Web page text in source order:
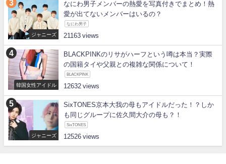
ジャニーズ
なにわ男子メンバーの熱愛を写真付きでまとめ！熱
愛が出てないメンバーはいるの？
なにわ男子
21163
韓国女性アイドル
BLACKPINKのリサがハーフという噂は本当？実際
の国籍タイや父親との複雑な関係について！
BLACKPINK
12632
ジャニーズ
SixTONES京本大我の母もアイドルだった！？しか
も同じグループに佐久間大介の母も？！
SixTONES
12526